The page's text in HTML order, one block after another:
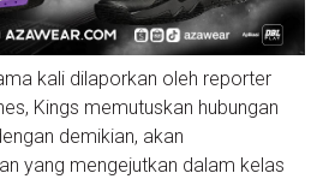
kali dilaporkan oleh reporter
Kings memutuskan hubungan
demikian, akan
yang mengejutkan dalam kelas